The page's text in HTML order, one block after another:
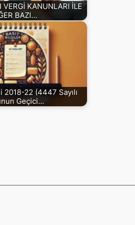
VERGİ KANUNLARI İLE
BAZI…
2018-22 (4447 Sayılı
Geçici…